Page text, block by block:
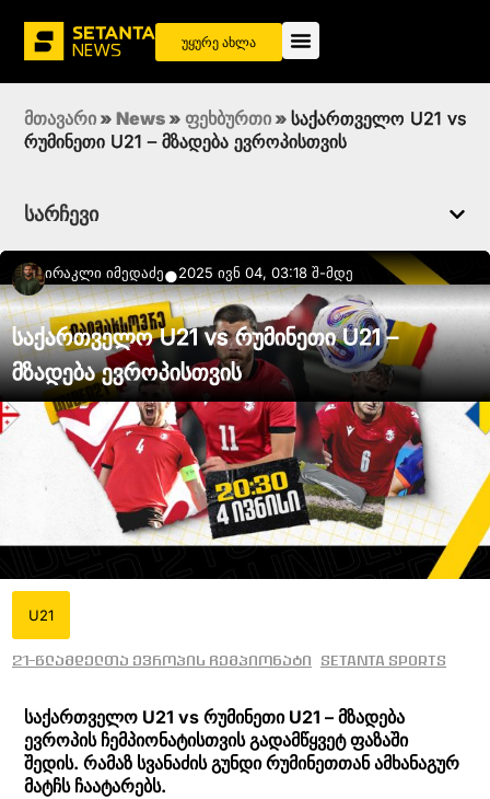
უყურე ახლა
მთავარი » News » ფეხბურთი » საქართველო U21 vs
რუმინეთი U21 – მზადება ევროპისთვის
სარჩევი
Ირაკლი Იმედაძე●2025 ივნ 04, 03:18 შ-მდე
საქართველო U21 vs რუმინეთი U21 –
მზადება ევროპისთვის
U21
21-წლამდელთა ევროპის ჩემპიონატი Setanta Sports
საქართველო U21 vs რუმინეთი U21 – მზადება
ევროპის ჩემპიონატისთვის გადამწყვეტ ფაზაში
შედის. რამაზ სვანაძის გუნდი რუმინეთთან ამხანაგურ
მატჩს ჩაატარებს.